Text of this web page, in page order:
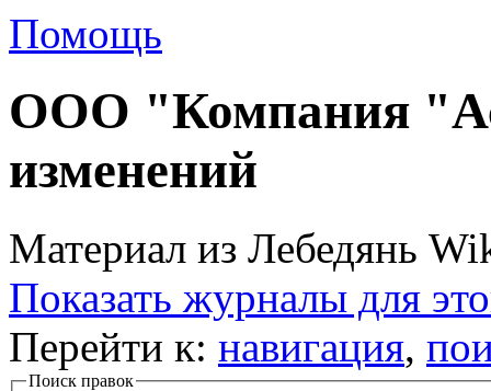
Помощь
ООО "Компания
изменений
Материал из Лебедянь
Показать журналы для
Перейти к: навигация,
Поиск правок